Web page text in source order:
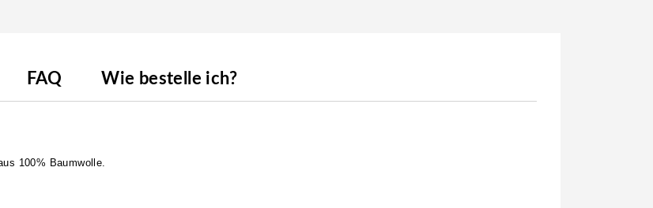
FAQ Wie bestelle ich?
100% Baumwolle.